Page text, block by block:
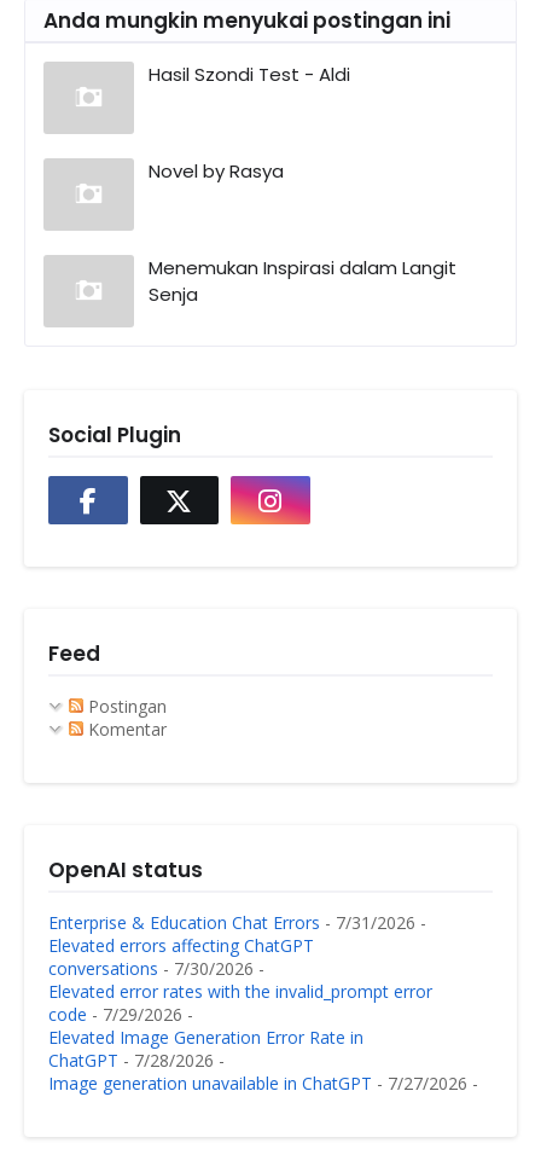
Anda mungkin menyukai postingan ini
Hasil Szondi Test - Aldi
Novel by Rasya
Menemukan Inspirasi dalam Langit
Senja
Social Plugin
Feed
Postingan
Komentar
OpenAI status
Enterprise & Education Chat Errors - 7/31/2026 -
Elevated errors affecting ChatGPT
conversations - 7/30/2026 -
Elevated error rates with the invalid_prompt error
code - 7/29/2026 -
Elevated Image Generation Error Rate in
ChatGPT - 7/28/2026 -
Image generation unavailable in ChatGPT - 7/27/2026 -